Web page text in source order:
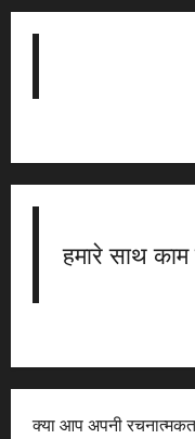
हमारे साथ
क्या आप अपनी